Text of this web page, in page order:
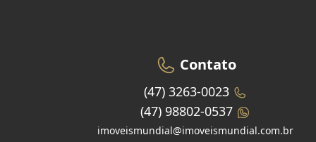
Contato
(47) 3263-0023
(47) 98802-0537
imoveismundial@imoveismundial.com.br